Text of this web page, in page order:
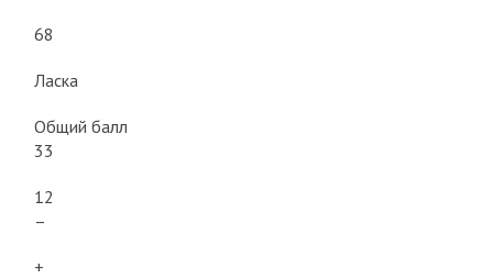
68
Ласка
Общий балл
33
12
–
+